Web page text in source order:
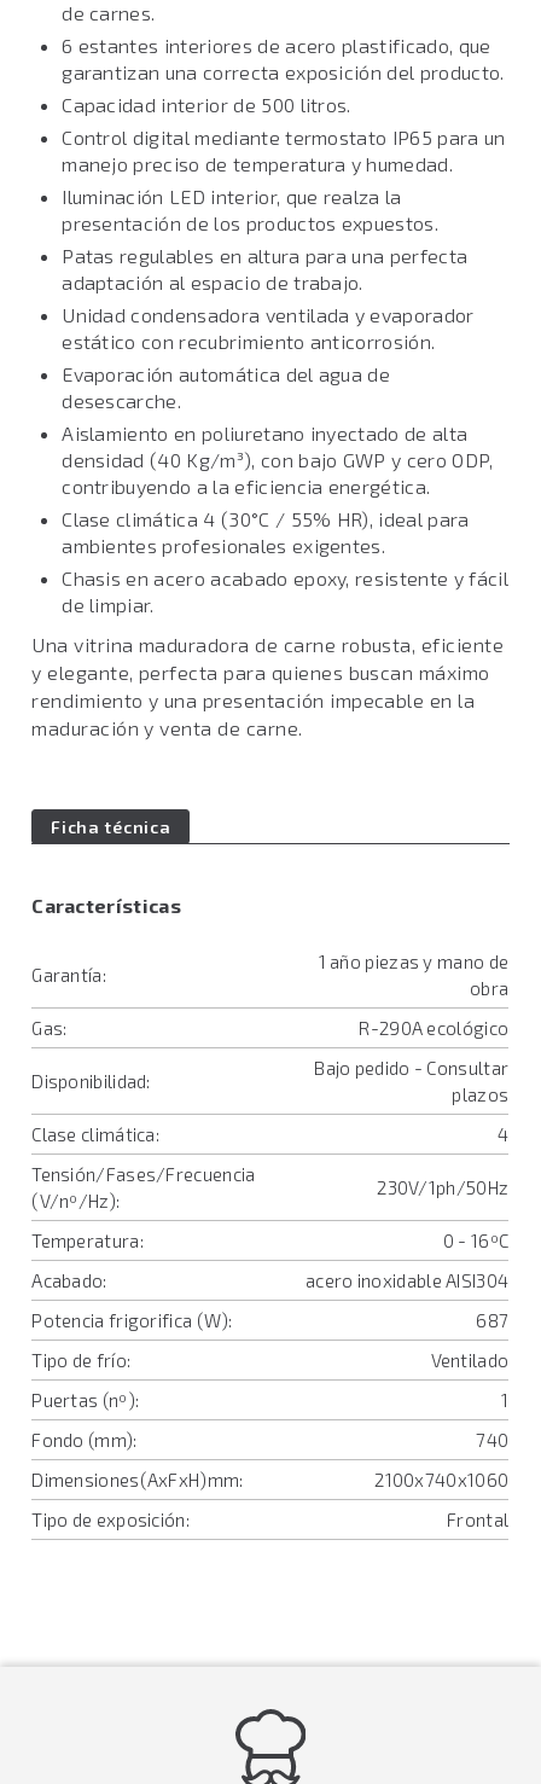
de carnes.
6 estantes interiores de acero plastificado, que
garantizan una correcta exposición del producto.
Capacidad interior de 500 litros.
Control digital mediante termostato IP65 para un
manejo preciso de temperatura y humedad.
Iluminación LED interior, que realza la
presentación de los productos expuestos.
Patas regulables en altura para una perfecta
adaptación al espacio de trabajo.
Unidad condensadora ventilada y evaporador
estático con recubrimiento anticorrosión.
Evaporación automática del agua de
desescarche.
Aislamiento en poliuretano inyectado de alta
densidad (40 Kg/m³), con bajo GWP y cero ODP,
contribuyendo a la eficiencia energética.
Clase climática 4 (30°C / 55% HR), ideal para
ambientes profesionales exigentes.
Chasis en acero acabado epoxy, resistente y fácil
de limpiar.
Una vitrina maduradora de carne robusta, eficiente
y elegante, perfecta para quienes buscan máximo
rendimiento y una presentación impecable en la
maduración y venta de carne.
Ficha técnica
Características
Garantía:
1 año piezas y mano de
obra
Gas:
R-290A ecológico
Disponibilidad:
Bajo pedido - Consultar
plazos
Clase climática:
4
Tensión/Fases/Frecuencia
(V/nº/Hz):
230V/1ph/50Hz
Temperatura:
0 - 16ºC
Acabado:
acero inoxidable AISI304
Potencia frigorifica (W):
687
Tipo de frío:
Ventilado
Puertas (nº):
1
Fondo (mm):
740
Dimensiones(AxFxH)mm:
2100x740x1060
Tipo de exposición:
Frontal